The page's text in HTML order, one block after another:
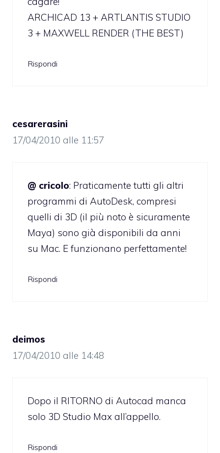
ARCHICAD 13 + ARTLANTIS STUDIO
3 + MAXWELL RENDER (THE BEST)
Rispondi
cesarerasini
17/04/2010 alle 11:57
@ cricolo: Praticamente tutti gli altri
programmi di AutoDesk, compresi
quelli di 3D (il più noto è sicuramente
Maya) sono già disponibili da anni
su Mac. E funzionano perfettamente!
Rispondi
deimos
17/04/2010 alle 14:48
Dopo il RITORNO di Autocad manca
solo 3D Studio Max all’appello.
Rispondi